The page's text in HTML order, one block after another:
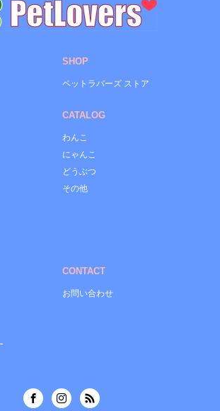
SHOP
ペットラバーズ ストア
CATALOG
わんこ
にゃんこ
どうぶつ
その他
CONTACT
お問い合わせ